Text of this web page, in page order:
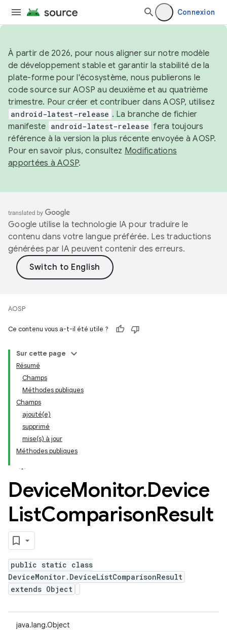
Connexion
À partir de 2026, pour nous aligner sur notre modèle
de développement stable et garantir la stabilité de la
plate-forme pour l'écosystème, nous publierons le
code source sur AOSP au deuxième et au quatrième
trimestre. Pour créer et contribuer dans AOSP, utilisez
android-latest-release . La branche de fichier
manifeste android-latest-release fera toujours
référence à la version la plus récente envoyée à AOSP.
Pour en savoir plus, consultez Modifications
apportées à AOSP.
Google utilise la technologie IA pour traduire le
contenu dans votre langue préférée. Les traductions
générées par IA peuvent contenir des erreurs.
AOSP
Ce contenu vous a-t-il été utile ?
Sur cette page
Résumé
Champs
Méthodes publiques
Champs
ajouté(e)
supprimé
mise(s) à jour
Méthodes publiques
DeviceMonitor.Device
ListComparisonResult
public static class
DeviceMonitor.DeviceListComparisonResult
extends Object
java.lang.Object